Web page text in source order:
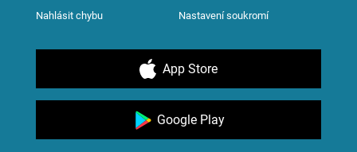
Nahlásit chybu Nastavení soukromí
App Store
Google Play